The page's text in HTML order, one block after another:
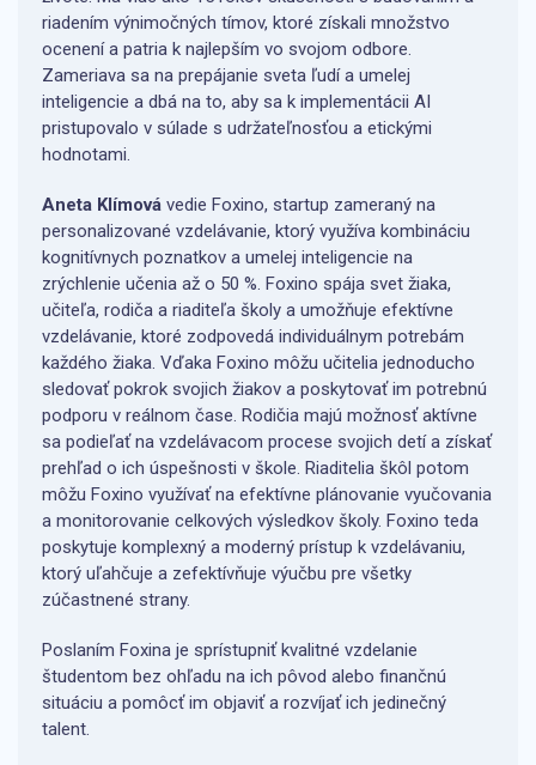
riadením výnimočných tímov, ktoré získali množstvo
ocenení a patria k najlepším vo svojom odbore.
Zameriava sa na prepájanie sveta ľudí a umelej
inteligencie a dbá na to, aby sa k implementácii AI
pristupovalo v súlade s udržateľnosťou a etickými
hodnotami.
Aneta Klímová vedie Foxino, startup zameraný na
personalizované vzdelávanie, ktorý využíva kombináciu
kognitívnych poznatkov a umelej inteligencie na
zrýchlenie učenia až o 50 %. Foxino spája svet žiaka,
učiteľa, rodiča a riaditeľa školy a umožňuje efektívne
vzdelávanie, ktoré zodpovedá individuálnym potrebám
každého žiaka. Vďaka Foxino môžu učitelia jednoducho
sledovať pokrok svojich žiakov a poskytovať im potrebnú
podporu v reálnom čase. Rodičia majú možnosť aktívne
sa podieľať na vzdelávacom procese svojich detí a získať
prehľad o ich úspešnosti v škole. Riaditelia škôl potom
môžu Foxino využívať na efektívne plánovanie vyučovania
a monitorovanie celkových výsledkov školy. Foxino teda
poskytuje komplexný a moderný prístup k vzdelávaniu,
ktorý uľahčuje a zefektívňuje výučbu pre všetky
zúčastnené strany.
Poslaním Foxina je sprístupniť kvalitné vzdelanie
študentom bez ohľadu na ich pôvod alebo finančnú
situáciu a pomôcť im objaviť a rozvíjať ich jedinečný
talent.